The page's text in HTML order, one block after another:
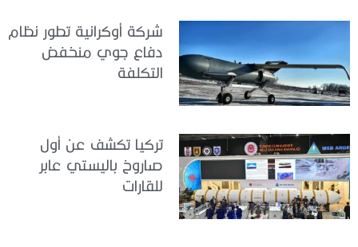
شركة أوكرانية تطور نظام
دفاع جوي منخفض
التكلفة
تركيا تكشف عن أول
صاروخ باليستي عابر
للقارات